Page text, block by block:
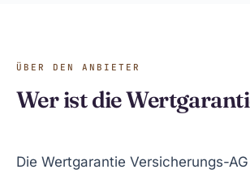
ÜBER DEN ANBIETER
Wer ist die
Die Wertgarantie Versicherungs-